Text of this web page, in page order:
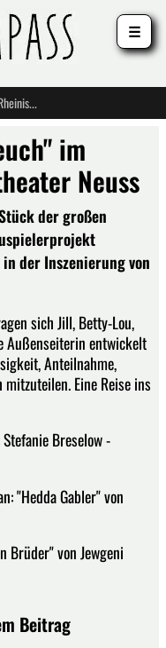
"Nackt steh ich vor euch" im Rheinischen Landestheater Neuss
im
Neuss
der großen
der Inszenierung von
sich Jill, Betty-Lou,
Außenseiterin entwickelt
Anteilnahme,
Eine Reise ins
Breselow -
"Hedda Gabler" von
Brüder" von Jewgeni
Beitrag
☰